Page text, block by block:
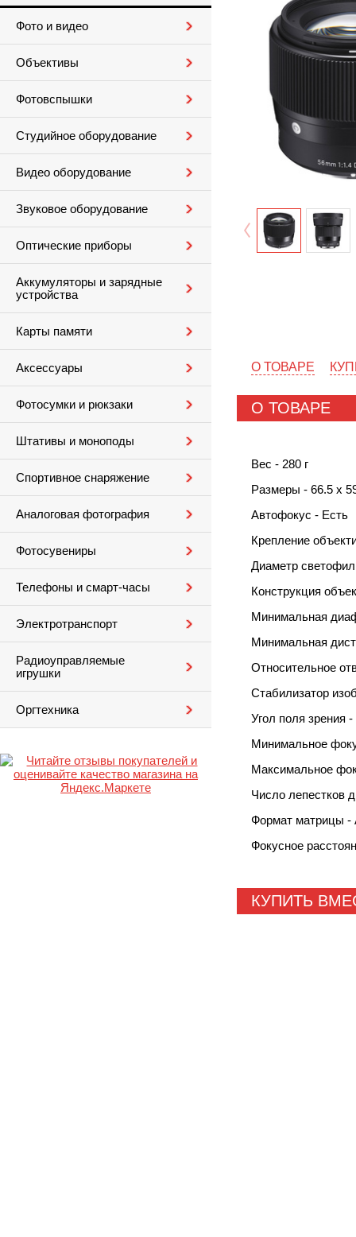
Фото и видео
Объективы
Фотовспышки
Студийное оборудование
Видео оборудование
Звуковое оборудование
Оптические приборы
Аккумуляторы и зарядные
устройства
Карты памяти
Аксессуары
Фотосумки и рюкзаки
Штативы и моноподы
Спортивное снаряжение
Аналоговая фотография
Фотосувениры
Телефоны и смарт-часы
Электротранспорт
Радиоуправляемые
игрушки
Оргтехника
О ТОВАРЕ
О ТОВАРЕ
Вес - 280 г
Размеры - 66.5 х
Автофокус - Есть
Крепление
Диаметр
Конструкция
Минимальная
Минимальная
Относительное
Стабилизатор
Угол поля зрения
Минимальное
Максимальное
Число лепестков
Формат матрицы -
Фокусное
КУПИТЬ